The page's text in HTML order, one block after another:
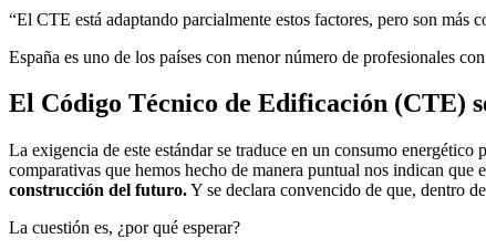
“El CTE está adaptando parcialmente estos factores, pero son más
España es uno de los países con menor número de profesionales
El Código Técnico de Edificación (CTE)
La exigencia de este estándar se traduce en un consumo
comparativas que hemos hecho de manera puntual nos indican
construcción del futuro.Y se declara convencido de que, dentro
La cuestión es, ¿por qué esperar?